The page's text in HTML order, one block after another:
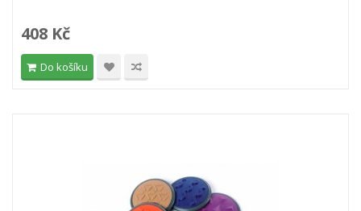
408 Kč
Do košíku